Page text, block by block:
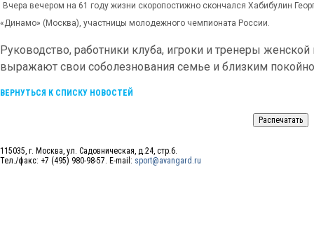
Вчера вечером на 61 году жизни скоропостижно скончался Хабибулин
«Динамо» (Москва), участницы молодежного чемпионата России.
Руководство, работники клуба, игроки и тренеры
выражают свои соболезнования семье и близким
ВЕРНУТЬСЯ К СПИСКУ НОВОСТЕЙ
115035, г. Москва, ул. Садовническая, д.24, стр.6.
Тел./факс: +7 (495) 980-98-57. E-mail: sport@avangard.ru